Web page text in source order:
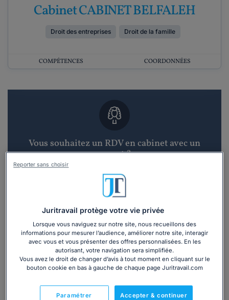
Cabinet CABINET BELFALEH
Droit des entreprises Droit de la famille
COMPÉTENCES COORDONNÉES
Vous souhaitez un RDV en cabinet avec un
avocat ?
Recevoir des devis d'avocats
Vous souhaitez une consultation par
téléphone ?
Juritravail protège votre vie privée
Lorsque vous naviguez sur notre site, nous recueillons des
informations pour mesurer l’audience, améliorer notre site, interagir
avec vous et vous présenter des offres personnalisées. En les
autorisant, votre navigation sera simplifiée.
Vous avez le droit de changer d’avis à tout moment en cliquant sur le
bouton cookie en bas à gauche de chaque page Juritravail.com
Accepter & continuer
Paramétrer
Reporter sans choisir